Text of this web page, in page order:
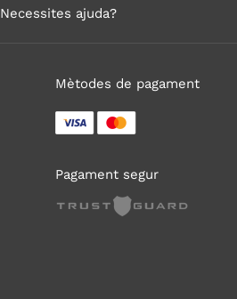
Necessites ajuda?
Mètodes de pagament
Pagament segur